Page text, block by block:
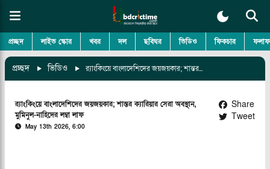
প্রচ্ছদ লাইভ স্কোর খবর দল ছবিঘর ভিডিও ফিকচার
প্রচ্ছদ ভিডিও র‍্যাংকিংয়ে বাংলাদেশিদের জয়জয়কার; শান্তর ক্যারিয়ার সেরা অবস্থান, মুমিনুল-নাহিদের লম্বা লাফ
র‍্যাংকিংয়ে বাংলাদেশিদের জয়জয়কার; শান্তর ক্যারিয়ার সেরা অবস্থান,
মুমিনুল-নাহিদের লম্বা লাফ
May 13th 2026, 6:00
Share
Tweet